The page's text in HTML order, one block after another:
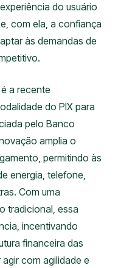
do usuário
com ela, a confiança
às demandas de
a recente
do PIX para
pelo Banco
amplia o
permitindo às
energia, telefone,
Com uma
tradicional, essa
incentivando
financeira das
com agilidade e